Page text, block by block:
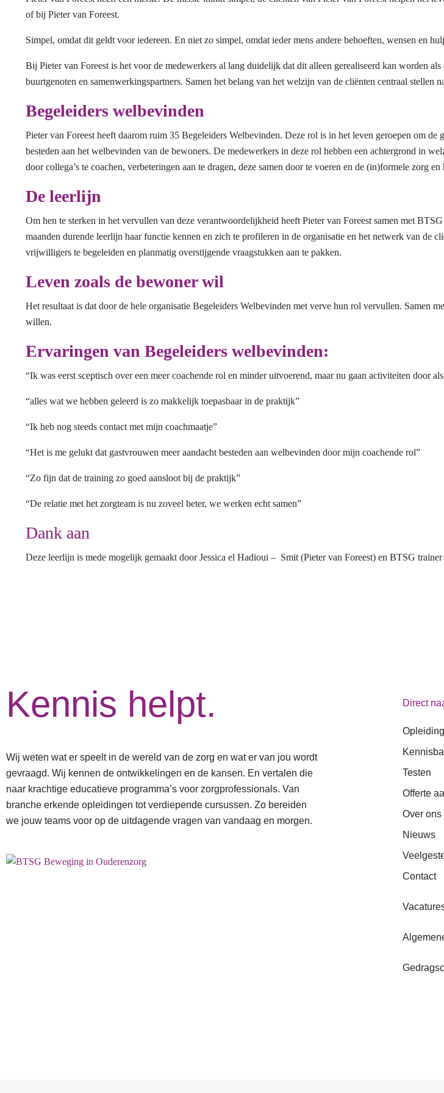
of bij Pieter van Foreest.
Simpel, omdat dit geldt voor iedereen. En niet zo simpel, omdat ieder mens andere behoeften, wensen en
Bij Pieter van Foreest is het voor de medewerkers al lang duidelijk dat dit alleen gerealiseerd kan worden
buurtgenoten en samenwerkingspartners. Samen het belang van het welzijn van de cliënten centraal stellen
Begeleiders welbevinden
Pieter van Foreest heeft daarom ruim 35 Begeleiders Welbevinden. Deze rol is in het leven geroepen om
besteden aan het welbevinden van de bewoners. De medewerkers in deze rol hebben een achtergrond in
door collega’s te coachen, verbeteringen aan te dragen, deze samen door te voeren en de (in)formele zorg
De leerlijn
Om hen te sterken in het vervullen van deze verantwoordelijkheid heeft Pieter van Foreest samen met
maanden durende leerlijn haar functie kennen en zich te profileren in de organisatie en het netwerk van de
vrijwilligers te begeleiden en planmatig overstijgende vraagstukken aan te pakken.
Leven zoals de bewoner wil
Het resultaat is dat door de hele organisatie Begeleiders Welbevinden met verve hun rol vervullen. Samen
willen.
Ervaringen van Begeleiders welbevinden:
“Ik was eerst sceptisch over een meer coachende rol en minder uitvoerend, maar nu gaan activiteiten door
“alles wat we hebben geleerd is zo makkelijk toepasbaar in de praktijk”
“Ik heb nog steeds contact met mijn coachmaatje”
“Het is me gelukt dat gastvrouwen meer aandacht besteden aan welbevinden door mijn coachende rol”
“Zo fijn dat de training zo goed aansloot bij de praktijk”
“De relatie met het zorgteam is nu zoveel beter, we werken echt samen”
Dank aan
Deze leerlijn is mede mogelijk gemaakt door Jessica el Hadioui – Smit (Pieter van Foreest) en BTSG
Kennis helpt.
Wij weten wat er speelt in de wereld van de zorg en wat er van jou wordt
gevraagd. Wij kennen de ontwikkelingen en de kansen. En vertalen die
naar krachtige educatieve programma’s voor zorgprofessionals. Van
branche erkende opleidingen tot verdiepende cursussen. Zo bereiden
we jouw teams voor op de uitdagende vragen van vandaag en morgen.
Direct
Testen
Offerte
Over ons
Nieuws
Contact